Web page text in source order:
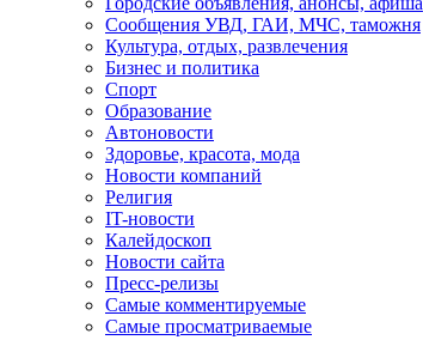
Сообщения УВД, ГАИ, МЧС, таможня
Культура, отдых, развлечения
Бизнес и политика
Спорт
Образование
Автоновости
Здоровье, красота, мода
Новости компаний
Религия
IT-новости
Калейдоскоп
Новости сайта
Пресс-релизы
Самые комментируемые
Самые просматриваемые